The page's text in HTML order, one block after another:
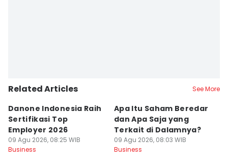
Related Articles See More
Danone Indonesia Raih
Sertifikasi Top
Employer 2026
09 Agu 2026, 08:25 WIB
Business
Apa Itu Saham Beredar
dan Apa Saja yang
Terkait di Dalamnya?
09 Agu 2026, 08:03 WIB
Business